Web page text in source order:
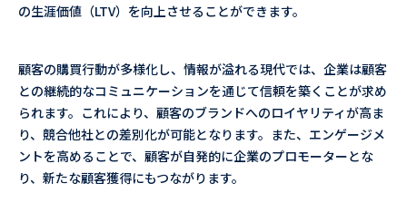
の生涯価値（LTV）を向上させることができます。
顧客の購買行動が多様化し、情報が溢れる現代では、企業は顧客
との継続的なコミュニケーションを通じて信頼を築くことが求め
られます。これにより、顧客のブランドへのロイヤリティが高ま
り、競合他社との差別化が可能となります。また、エンゲージメ
ントを高めることで、顧客が自発的に企業のプロモーターとな
り、新たな顧客獲得にもつながります。